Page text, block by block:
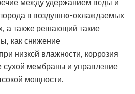
между удержанием воды и
в воздушно-охлаждаемых
а также решающий такие
как снижение
низкой влажности, коррозия
сухой мембраны и управление
мощности.